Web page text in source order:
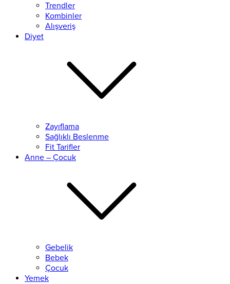
Trendler
Kombinler
Alışveriş
Diyet
Zayıflama
Sağlıklı Beslenme
Fit Tarifler
Anne – Çocuk
Gebelik
Bebek
Çocuk
Yemek